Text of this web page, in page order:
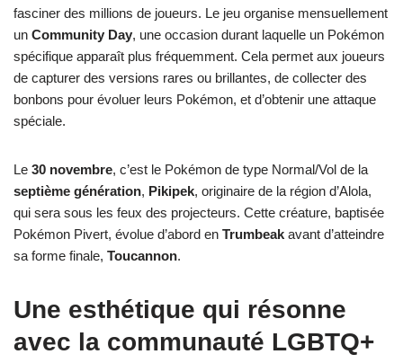
fasciner des millions de joueurs. Le jeu organise mensuellement
un Community Day, une occasion durant laquelle un Pokémon
spécifique apparaît plus fréquemment. Cela permet aux joueurs
de capturer des versions rares ou brillantes, de collecter des
bonbons pour évoluer leurs Pokémon, et d’obtenir une attaque
spéciale.
Le 30 novembre, c’est le Pokémon de type Normal/Vol de la
septième génération, Pikipek, originaire de la région d’Alola,
qui sera sous les feux des projecteurs. Cette créature, baptisée
Pokémon Pivert, évolue d’abord en Trumbeak avant d’atteindre
sa forme finale, Toucannon.
Une esthétique qui résonne
avec la communauté LGBTQ+